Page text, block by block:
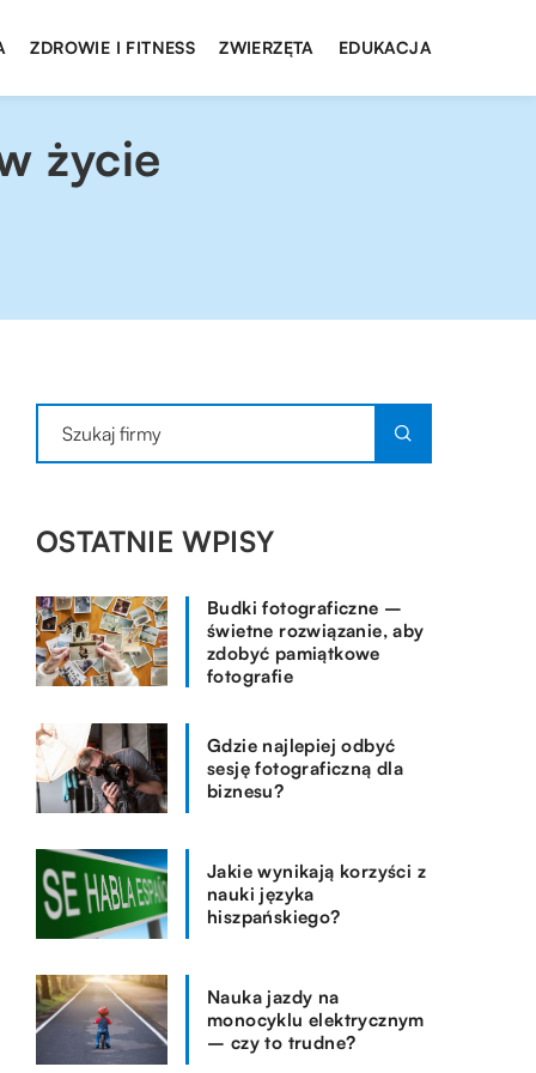
ZDROWIE I FITNESS ZWIERZĘTA EDUKACJA
życie
OSTATNIE WPISY
Budki fotograficzne –
świetne rozwiązanie, aby
zdobyć pamiątkowe
fotografie
Gdzie najlepiej odbyć
sesję fotograficzną dla
biznesu?
Jakie wynikają korzyści z
nauki języka
hiszpańskiego?
Nauka jazdy na
monocyklu elektrycznym
– czy to trudne?